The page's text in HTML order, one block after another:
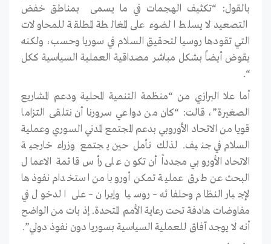
بالقول: “تكثيف الهجمات في ما يسمى بمناطق خفض
التصعيد لا يسلط الضوء على المغالطة المطلقة للمحاولات
التي تقودها روسيا لتحقيق السلام في سوريا وحسب، ولكنه
يقوض أيضاً بشكل مباشر مصداقية العملية السياسية ككل
“.
أما علا البرازي من “منظمة التنمية المحلية ودعم المشاريع
الصغيرة”، قالت: “كان من دواعي سرورنا أن نتلقى التزاما
قويا من الاتحاد الأوروبي بدعم المجتمع المدني السوري وعملية
السلام في جنيف. لذلك نأمل حين يجتمع وزراء خارجية
الاتحاد الأوروبي مجدداً أن تكون على رأس قائمة الاعمال
البحث عن طرق عملية تمكن أوروبا من استخدام نفوذها
لإجبار النظام وحلفائه – روسيا وإيران – على الدخول في
مفاوضات هادفة تحت رعاية الأمم المتحدة. إذ بات من الواضح
أنه لا يوجد آفاق للعملية السياسية بسوريا دون نفوذ دولي”.